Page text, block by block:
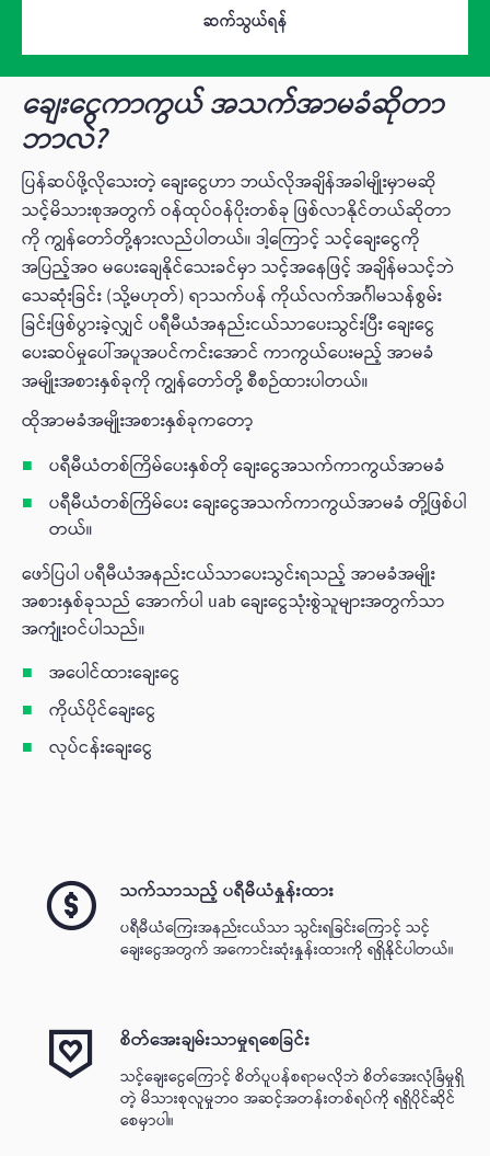
ဆက်သွယ်ရန်
ချေးငွေကာကွယ် အသက်အာမခံဆိုတာ
ဘာလဲ?
ပြန်ဆပ်ဖို့လိုသေးတဲ့ ချေးငွေဟာ ဘယ်လိုအချိန်အခါမျိုးမှာမဆို
သင့်မိသားစုအတွက် ဝန်ထုပ်ဝန်ပိုးတစ်ခု ဖြစ်လာနိုင်တယ်ဆိုတာ
ကို ကျွန်တော်တို့နားလည်ပါတယ်။ ဒါ့ကြောင့် သင့်ချေးငွေကို
အပြည့်အဝ မပေးချေနိုင်သေးခင်မှာ သင့်အနေဖြင့် အချိန်မသင့်ဘဲ
သေဆုံးခြင်း (သို့မဟုတ်) ရာသက်ပန် ကိုယ်လက်အင်္ဂါမသန်စွမ်း
ခြင်းဖြစ်ပွားခဲ့လျှင် ပရီမီယံအနည်းငယ်သာပေးသွင်းပြီး ချေးငွေ
ပေးဆပ်မှုပေါ်အပူအပင်ကင်းအောင် ကာကွယ်ပေးမည့် အာမခံ
အမျိုးအစားနှစ်ခုကို ကျွန်တော်တို့ စီစဉ်ထားပါတယ်။
ထိုအာမခံအမျိုးအစားနှစ်ခုက‌တော့
ပရီမီယံတစ်ကြိမ်ပေးနှစ်တို ချေးငွေအသက်ကာကွယ်အာမခံ
ပရီမီယံတစ်ကြိမ်ပေး ချေးငွေအသက်ကာကွယ်အာမခံ တို့ဖြစ်ပါ
တယ်။
ဖော်ပြပါ ပရီမီယံအနည်းငယ်သာပေးသွင်းရသည့် အာမခံအမျိုး
အစားနှစ်ခုသည် အောက်ပါ uab ချေးငွေသုံးစွဲသူများအတွက်သာ
အကျုံးဝင်ပါသည်။
အပေါင်ထားချေးငွေ
ကိုယ်ပိုင်ချေးငွေ
လုပ်ငန်းချေးငွေ
သက်သာသည့် ပရီမီယံနှုန်းထား
ပရီမီယံကြေးအနည်းငယ်သာ သွင်းရခြင်းကြောင့် သင့်
ချေးငွေအတွက် အကောင်းဆုံးနှုန်းထားကို ရရှိနိုင်ပါတယ်။
စိတ်အေးချမ်းသာမှုရစေခြင်း
သင့်ချေးငွေကြောင့် စိတ်ပူပန်စရာမလိုဘဲ စိတ်အေးလုံခြံမှုရှိ
တဲ့ မိသားစုလူမှုဘဝ အဆင့်အတန်းတစ်ရပ်ကို ရရှိပိုင်ဆိုင်
စေမှာပါ။